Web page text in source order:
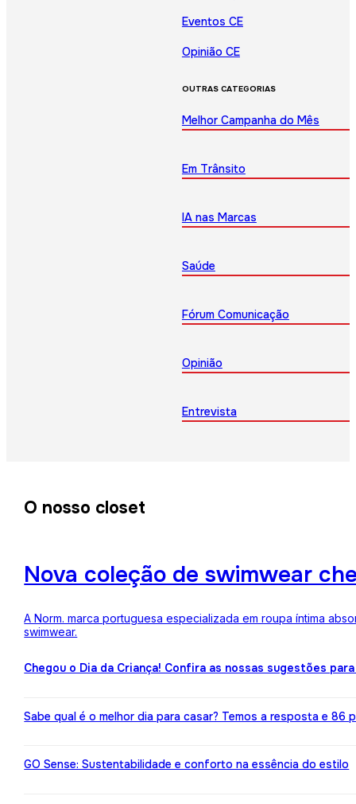
Eventos CE
Opinião CE
OUTRAS CATEGORIAS
Melhor Campanha do Mês
Em Trânsito
IA nas Marcas
Saúde
Fórum Comunicação
Opinião
Entrevista
O nosso closet
Nova coleção de swimwear
A Norm. marca portuguesa especializada em roupa íntima
swimwear.
Chegou o Dia da Criança! Confira as nossas sugestões
Sabe qual é o melhor dia para casar? Temos a resposta e
GO Sense: Sustentabilidade e conforto na essência do estilo